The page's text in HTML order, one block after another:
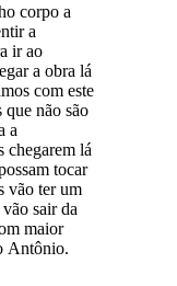
corpo a
a
ir ao
a obra lá
com este
que não são
a
chegarem lá
tocar
vão ter um
sair da
maior
Antônio.